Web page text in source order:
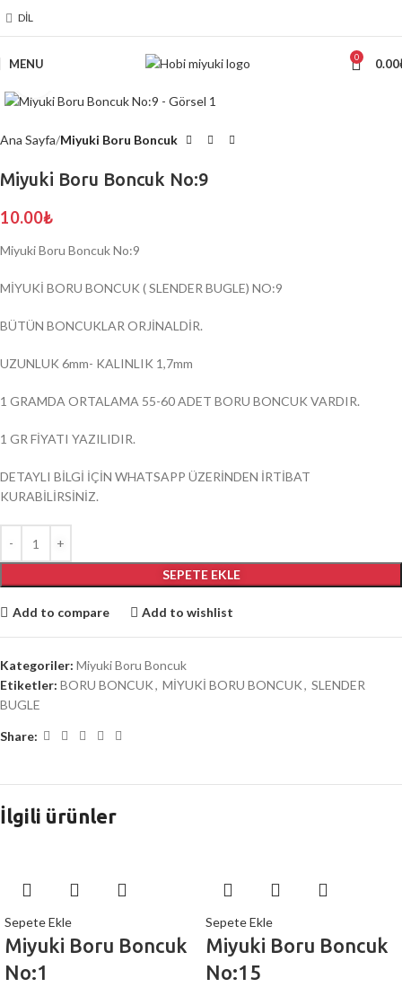
DIL
MENU 0 0.00
Ana Sayfa Miyuki Boru Boncuk
Miyuki Boru Boncuk No:9
10.00₺
Miyuki Boru Boncuk No:9
MİYUKİ BORU BONCUK ( SLENDER BUGLE) NO:9
BÜTÜN BONCUKLAR ORJİNALDİR.
UZUNLUK 6mm- KALINLIK 1,7mm
1 GRAMDA ORTALAMA 55-60 ADET BORU BONCUK VARDIR.
1 GR FİYATI YAZILIDIR.
DETAYLI BİLGİ İÇİN WHATSAPP ÜZERİNDEN İRTİBAT
KURABİLİRSİNİZ.
SEPETE EKLE
Add to compare Add to wishlist
Kategoriler: Miyuki Boru Boncuk
Etiketler: BORU BONCUK, MİYUKİ BORU BONCUK, SLENDER
BUGLE
Share:
İlgili ürünler
Sepete Ekle
Miyuki Boru Boncuk
No:1
Sepete Ekle
Miyuki Boru Boncuk
No:15